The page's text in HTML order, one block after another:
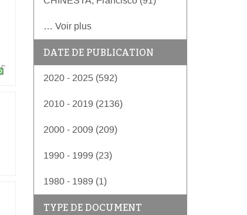
… Voir plus
DATE DE PUBLICATION
2020 - 2025 (592)
2010 - 2019 (2136)
2000 - 2009 (209)
1990 - 1999 (23)
1980 - 1989 (1)
TYPE DE DOCUMENT